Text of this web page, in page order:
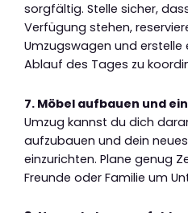
sorgfältig. Stelle sicher,
Verfügung stehen,
Umzugswagen und erstelle
Ablauf des Tages zu
7. Möbel aufbauen und
Umzug kannst du dich
aufzubauen und dein
einzurichten. Plane genug
Freunde oder Familie um